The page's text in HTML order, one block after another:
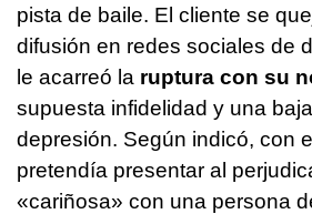
pista de baile. El cliente se
difusión en redes sociales de
le acarreó la ruptura con su
supuesta infidelidad y una
depresión. Según indicó, con
pretendía presentar al
«cariñosa» con una persona